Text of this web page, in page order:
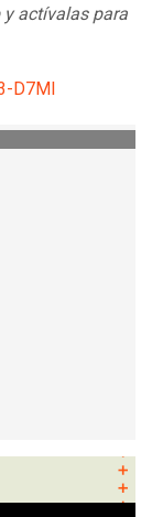
y actívalas para
D7MI